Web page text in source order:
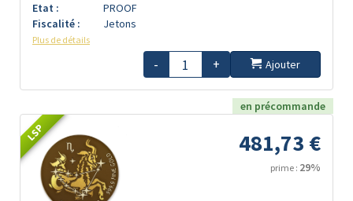
Etat :
PROOF
Fiscalité :
Jetons
Plus de détails
- + Ajouter
en précommande
LSP 481,73 €
prime : 29%